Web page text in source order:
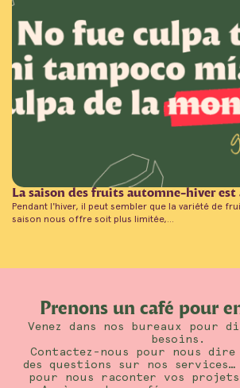
La saison des fruits automne-hiver est
Pendant l'hiver, il peut sembler que la variété de
saison nous offre soit plus limitée,...
Prenons un café pour
Venez dans nos bureaux pour
besoins.
Contactez-nous pour nous
des questions sur nos services…
pour nous raconter vos projets